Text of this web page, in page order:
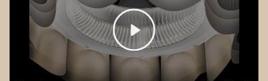
Play